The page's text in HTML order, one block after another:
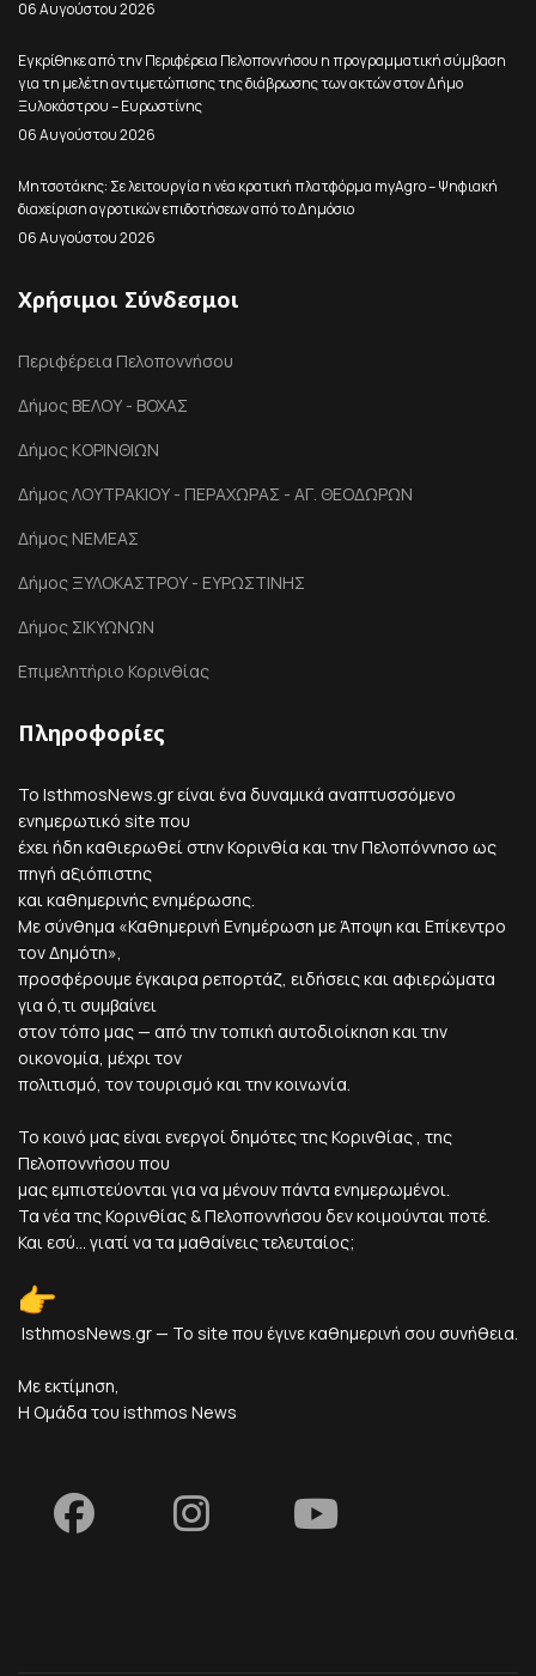
06 Αυγούστου 2026
Εγκρίθηκε από την Περιφέρεια Πελοποννήσου η προγραμματική σύμβαση
για τη μελέτη αντιμετώπισης της διάβρωσης των ακτών στον Δήμο
Ξυλοκάστρου – Ευρωστίνης
06 Αυγούστου 2026
Μητσοτάκης: Σε λειτουργία η νέα κρατική πλατφόρμα myAgro – Ψηφιακή
διαχείριση αγροτικών επιδοτήσεων από το Δημόσιο
06 Αυγούστου 2026
Χρήσιμοι Σύνδεσμοι
Περιφέρεια Πελοποννήσου
Δήμος ΒΕΛΟΥ - ΒΟΧΑΣ
Δήμος ΚΟΡΙΝΘΙΩΝ
Δήμος ΛΟΥΤΡΑΚΙΟΥ - ΠΕΡΑΧΩΡΑΣ - ΑΓ. ΘΕΟΔΩΡΩΝ
Δήμος ΝΕΜΕΑΣ
Δήμος ΞΥΛΟΚΑΣΤΡΟΥ - ΕΥΡΩΣΤΙΝΗΣ
Δήμος ΣΙΚΥΩΝΩΝ
Επιμελητήριο Κορινθίας
Πληροφορίες
Το IsthmosNews.gr είναι ένα δυναμικά αναπτυσσόμενο
ενημερωτικό site που
έχει ήδη καθιερωθεί στην Κορινθία και την Πελοπόννησο ως
πηγή αξιόπιστης
και καθημερινής ενημέρωσης.
Με σύνθημα «Καθημερινή Ενημέρωση με Άποψη και Επίκεντρο
τον Δημότη»,
προσφέρουμε έγκαιρα ρεπορτάζ, ειδήσεις και αφιερώματα
για ό,τι συμβαίνει
στον τόπο μας — από την τοπική αυτοδιοίκηση και την
οικονομία, μέχρι τον
πολιτισμό, τον τουρισμό και την κοινωνία.
Το κοινό μας είναι ενεργοί δημότες της Κορινθίας , της
Πελοποννήσου που
μας εμπιστεύονται για να μένουν πάντα ενημερωμένοι.
Τα νέα της Κορινθίας & Πελοποννήσου δεν κοιμούνται ποτέ.
Και εσύ... γιατί να τα μαθαίνεις τελευταίος;
IsthmosNews.gr — Το site που έγινε καθημερινή σου συνήθεια.
Με εκτίμηση,
Η Ομάδα του isthmos News